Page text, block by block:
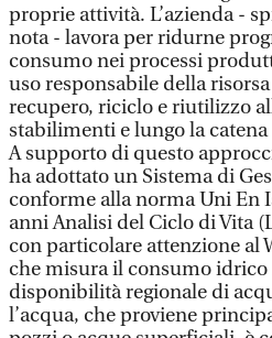
proprie attività. L’azienda -
nota - lavora per ridurne
consumo nei processi
uso responsabile della
recupero, riciclo e riutilizzo
stabilimenti e lungo la
A supporto di questo
ha adottato un Sistema di
conforme alla norma Uni En
anni Analisi del Ciclo di Vita
con particolare attenzione al
che misura il consumo idrico
disponibilità regionale di
l’acqua, che proviene